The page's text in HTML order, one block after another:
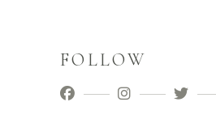
FOLLOW